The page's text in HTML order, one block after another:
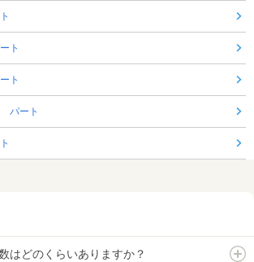
ト
ト
パート
はどのくらいありますか？